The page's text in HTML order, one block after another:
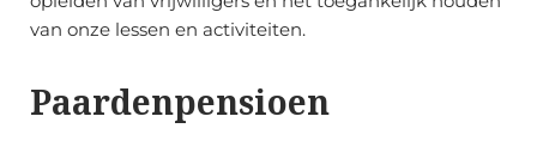
van onze lessen en activiteiten.
Paardenpensioen